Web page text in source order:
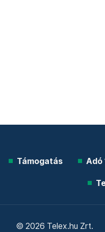
Támogatás Adó
© 2026 Telex.hu Zrt.